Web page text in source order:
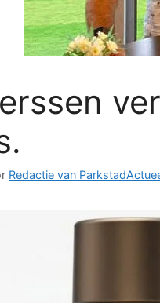
Redactie van